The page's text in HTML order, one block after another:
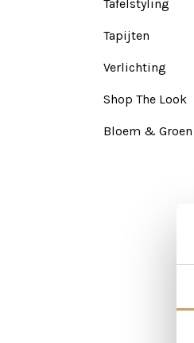
Tafelstyling
Tapijten
Verlichting
Shop The Look
Bloem & Groen